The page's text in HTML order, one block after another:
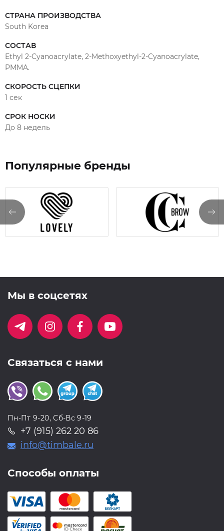
СТРАНА ПРОИЗВОДСТВА
South Korea
СОСТАВ
Ethyl 2-Cyanoacrylate, 2-Methoxyethyl-2-Cyanoacrylate,
PMMA.
СКОРОСТЬ СЦЕПКИ
1 сек
СРОК НОСКИ
До 8 недель
Популярные бренды
Мы в соцсетях
Связаться с нами
Пн-Пт 9-20, Сб-Вс 9-19
+7 (915) 262 20 86
info@timbale.ru
Способы оплаты